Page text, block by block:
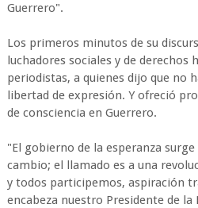
Guerrero".
Los primeros minutos de su
luchadores sociales y de derechos
periodistas, a quienes dijo que no
libertad de expresión. Y ofreció
de consciencia en Guerrero.
"El gobierno de la esperanza
cambio; el llamado es a una
y todos participemos, aspiración
encabeza nuestro Presidente de la